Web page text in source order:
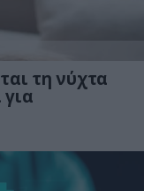
τη νύχτα